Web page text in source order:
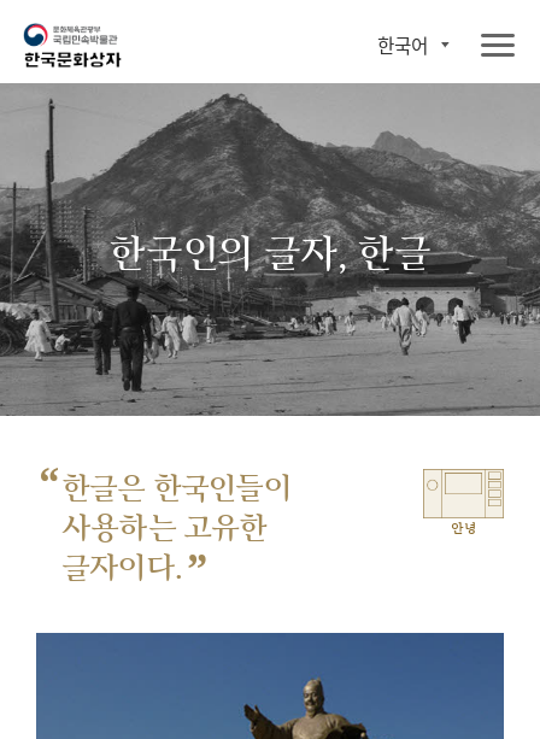
한국어
한국인의 글자, 한글
“한글은 한국인들이
사용하는 고유한
글자이다. ”
안녕